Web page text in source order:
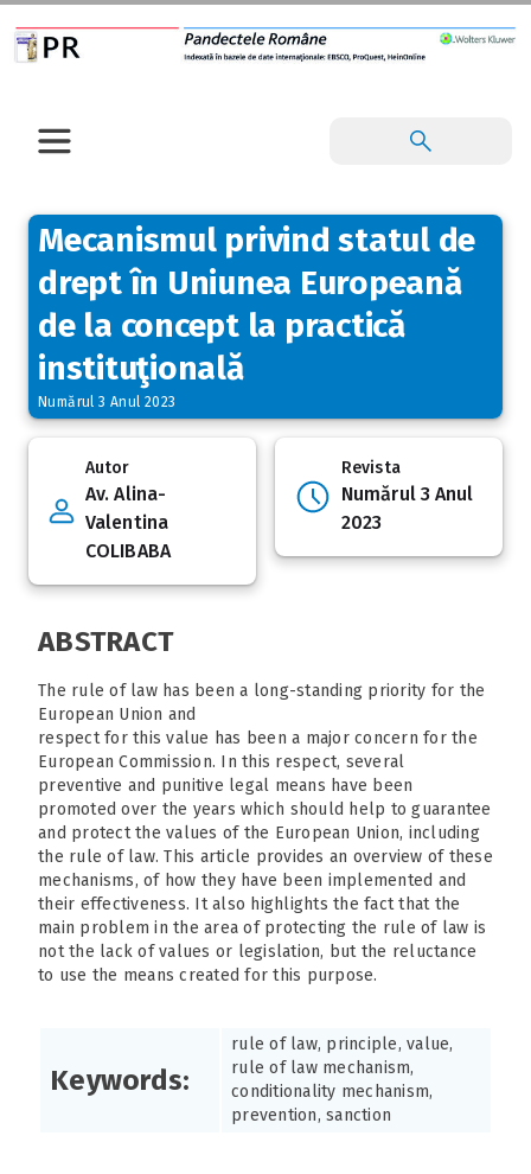
Mecanismul privind statul de
drept în Uniunea Europeană
de la concept la practică
instituţională
Numărul 3 Anul 2023
Autor
Av. Alina-
Valentina
COLIBABA
Revista
Numărul 3 Anul
2023
ABSTRACT
The rule of law has been a long-standing priority for the
European Union and
respect for this value has been a major concern for the
European Commission. In this respect, several
preventive and punitive legal means have been
promoted over the years which should help to guarantee
and protect the values of the European Union, including
the rule of law. This article provides an overview of these
mechanisms, of how they have been implemented and
their effectiveness. It also highlights the fact that the
main problem in the area of protecting the rule of law is
not the lack of values or legislation, but the reluctance
to use the means created for this purpose.
Keywords:
rule of law, principle, value,
rule of law mechanism,
conditionality mechanism,
prevention, sanction